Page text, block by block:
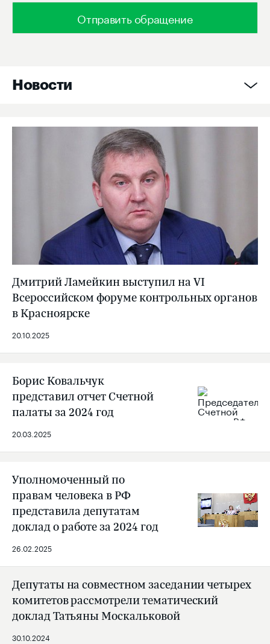
Отправить обращение
Новости
20.10.2025
Дмитрий Ламейкин выступил на VI
Всероссийском форуме контрольных органов
в Красноярске
Борис Ковальчук
представил отчет Счетной
палаты за 2024 год
20.03.2025
Уполномоченный по
правам человека в РФ
представила депутатам
доклад о работе за 2024 год
26.02.2025
30.10.2024
Депутаты на совместном заседании четырех
комитетов рассмотрели тематический
доклад Татьяны Москальковой